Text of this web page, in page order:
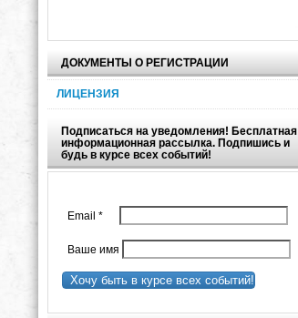
ДОКУМЕНТЫ О РЕГИСТРАЦИИ
ЛИЦЕНЗИЯ
Подписаться на уведомления! Бесплатная
информационная рассылка. Подпишись и
будь в курсе всех событий!
Email *
Ваше имя
Хочу быть в курсе всех событий!